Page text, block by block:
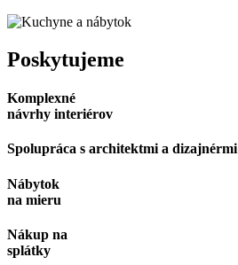
Poskytujeme
Komplexné
návrhy interiérov
Spolupráca s architektmi a dizajnérmi
Nábytok
na mieru
Nákup na
splátky